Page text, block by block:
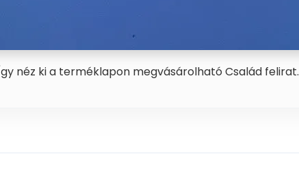
néz ki a terméklapon megvásárolható Család felirat.